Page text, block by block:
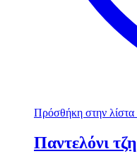
Πρόσθήκη στην λίστα
Παντελόνι